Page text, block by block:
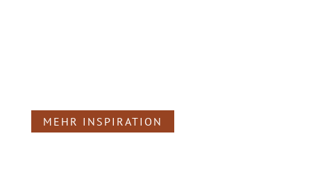
MEHR INSPIRATION